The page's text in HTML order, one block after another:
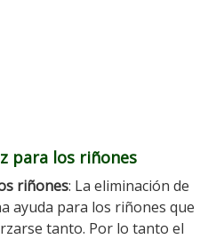
para los riñones
riñones: La eliminación de
ayuda para los riñones que
tanto. Por lo tanto el